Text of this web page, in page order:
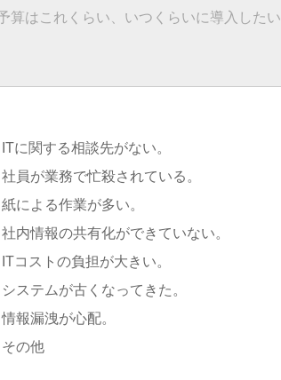
ITに関する相談先がない。
社員が業務で忙殺されている。
紙による作業が多い。
社内情報の共有化ができていない。
ITコストの負担が大きい。
システムが古くなってきた。
情報漏洩が心配。
その他